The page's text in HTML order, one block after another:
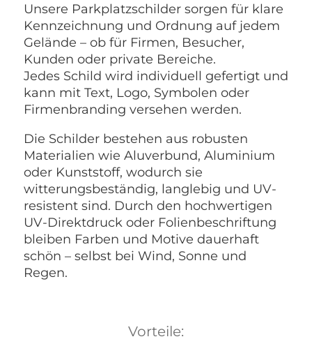
Unsere Parkplatzschilder sorgen für klare
Kennzeichnung und Ordnung auf jedem
Gelände – ob für Firmen, Besucher,
Kunden oder private Bereiche.
Jedes Schild wird individuell gefertigt und
kann mit Text, Logo, Symbolen oder
Firmenbranding versehen werden.
Die Schilder bestehen aus robusten
Materialien wie Aluverbund, Aluminium
oder Kunststoff, wodurch sie
witterungsbeständig, langlebig und UV-
resistent sind. Durch den hochwertigen
UV-Direktdruck oder Folienbeschriftung
bleiben Farben und Motive dauerhaft
schön – selbst bei Wind, Sonne und
Regen.
Vorteile: